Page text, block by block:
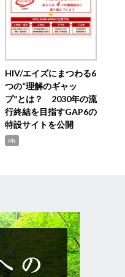
HIV/エイズにまつわる6
つの“理解のギャッ
プ”とは？ 2030年の流
行終結を目指すGAP6の
特設サイトを公開
PR